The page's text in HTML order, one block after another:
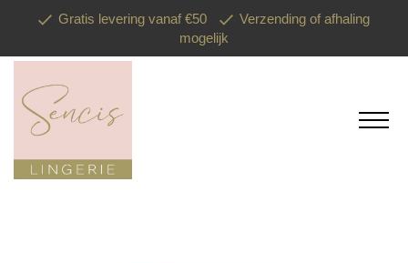
Gratis levering vanaf €50
Verzending of afhaling
mogelijk